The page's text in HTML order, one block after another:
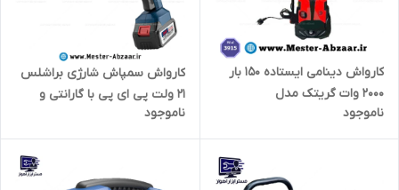
کارواش دینامی ایستاده 150 بار
2000 وات گریتک مدل
GTHPW15001
ناموجود
کارواش سمپاش شارژی براشلس
21 ولت پی ای پی با گارانتی و
لوازم کامل PAP BC-2155
ناموجود